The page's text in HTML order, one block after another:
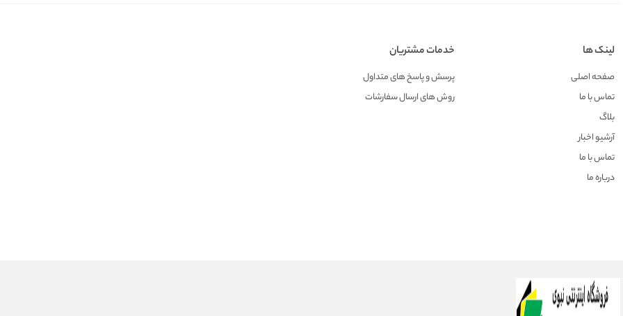
لینک ها
صفحه اصلی
تماس با ما
بلاگ
آرشیو اخبار
تماس با ما
درباره ما
خدمات مشتریان
پرسش و پاسخ های متداول
روش های ارسال سفارشات